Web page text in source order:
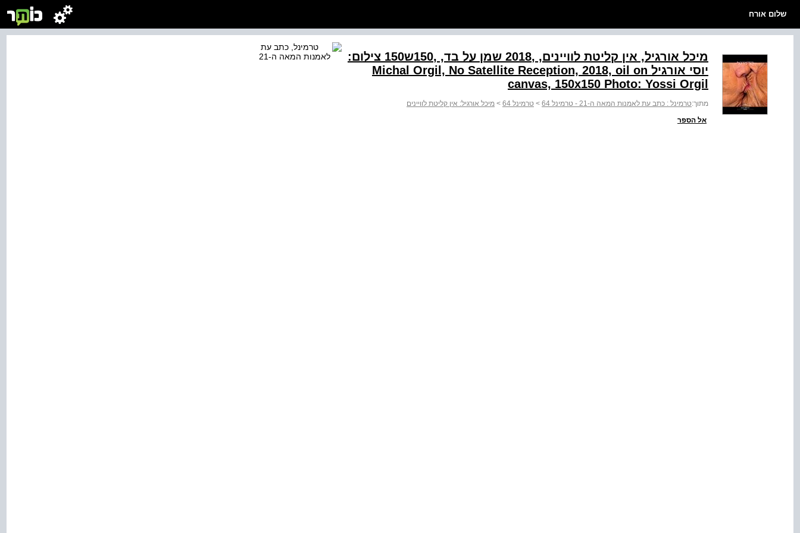
שלום אורח
מיכל אורגיל, אין קליטת לוויינים, ,2018 שמן על בד, ,150ש150 צילום:
יוסי אורגיל Michal Orgil, No Satellite Reception, 2018, oil on
canvas, 150x150 Photo: Yossi Orgil
מתוך:טרמינל : כתב עת לאמנות המאה ה-21 - טרמינל 64 > טרמינל 64 > מיכל אורגיל: אין קליטת לוויינים
אל הספר